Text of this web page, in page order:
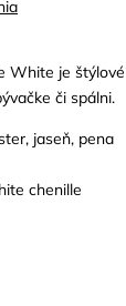
White je
či spálni.
jaseň, pena
chenille